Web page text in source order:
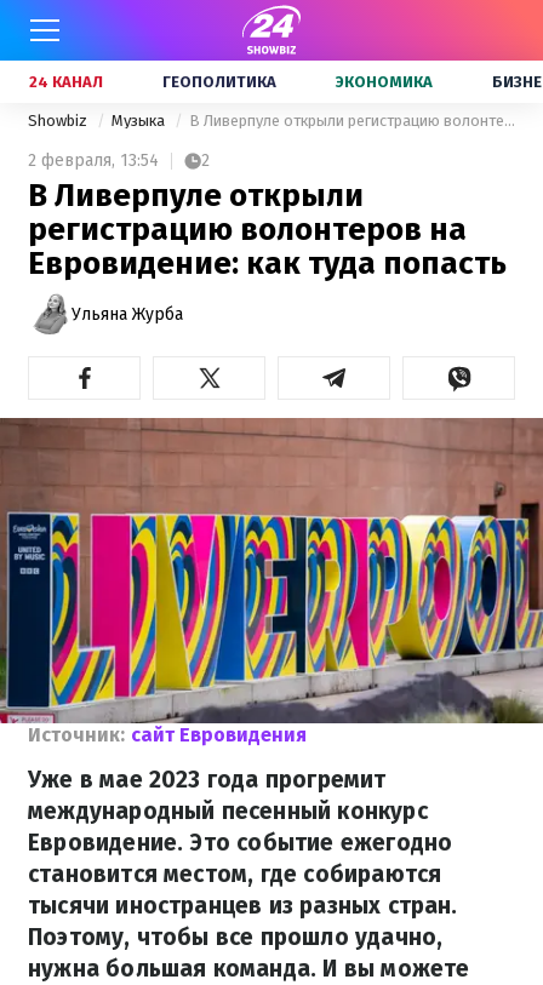
24 КАНАЛ ГЕОПОЛИТИКА ЭКОНОМИКА
Showbiz Музыка В Ливерпуле открыли регистрацию волонтеров на Евровидение: как туда попасть
2 февраля, 13:54 2
В Ливерпуле открыли
регистрацию волонтеров на
Евровидение: как туда попасть
Ульяна Журба
Источник: сайт Евровидения
Уже в мае 2023 года прогремит
международный песенный конкурс
Евровидение. Это событие ежегодно
становится местом, где собираются
тысячи иностранцев из разных стран.
Поэтому, чтобы все прошло удачно,
нужна большая команда. И вы можете